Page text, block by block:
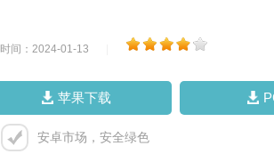
时间：2024-01-13
苹果下载
安卓市场，安全绿色